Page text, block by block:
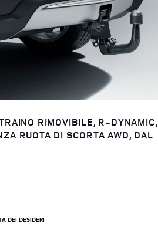
RIMOVIBILE, R-DYNAMIC,
RUOTA DI SCORTA AWD, DAL
DEI DESIDERI